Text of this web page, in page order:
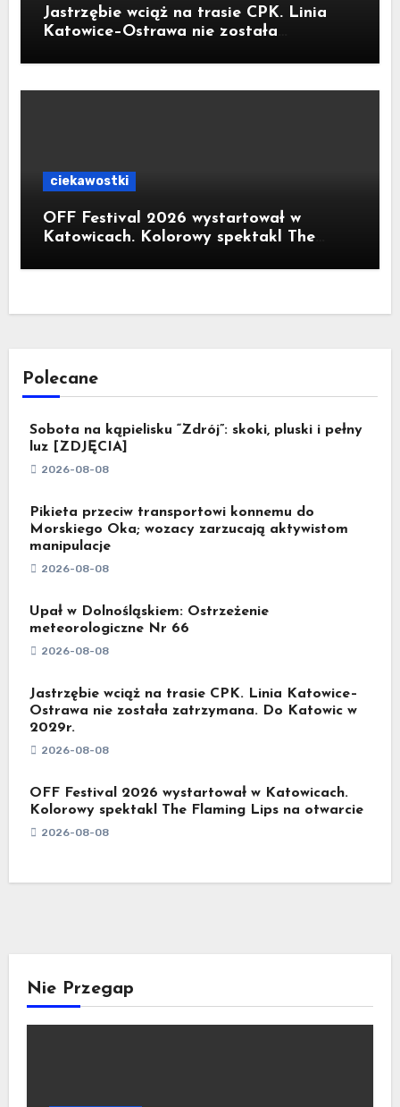
Jastrzębie wciąż na trasie CPK. Linia
Katowice–Ostrawa nie została
ciekawostki
OFF Festival 2026 wystartował w
Katowicach. Kolorowy spektakl The
Polecane
Sobota na kąpielisku “Zdrój”: skoki, pluski i pełny
luz [ZDJĘCIA]
2026-08-08
Pikieta przeciw transportowi konnemu do
Morskiego Oka; wozacy zarzucają aktywistom
manipulacje
2026-08-08
Upał w Dolnośląskiem: Ostrzeżenie
meteorologiczne Nr 66
2026-08-08
Jastrzębie wciąż na trasie CPK. Linia Katowice–
Ostrawa nie została zatrzymana. Do Katowic w
2029r.
2026-08-08
OFF Festival 2026 wystartował w Katowicach.
Kolorowy spektakl The Flaming Lips na otwarcie
2026-08-08
Nie Przegap